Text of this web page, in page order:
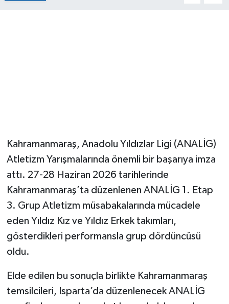
Kahramanmaraş, Anadolu Yıldızlar Ligi (ANALİG)
Atletizm Yarışmalarında önemli bir başarıya imza
attı. 27-28 Haziran 2026 tarihlerinde
Kahramanmaraş’ta düzenlenen ANALİG 1. Etap
3. Grup Atletizm müsabakalarında mücadele
eden Yıldız Kız ve Yıldız Erkek takımları,
gösterdikleri performansla grup dördüncüsü
oldu.
Elde edilen bu sonuçla birlikte Kahramanmaraş
temsilcileri, Isparta’da düzenlenecek ANALİG